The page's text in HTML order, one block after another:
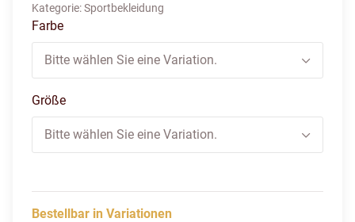
Kategorie:Sportbekleidung
Farbe
Bitte wählen Sie eine Variation.
Größe
Bitte wählen Sie eine Variation.
Bestellbar in Variationen